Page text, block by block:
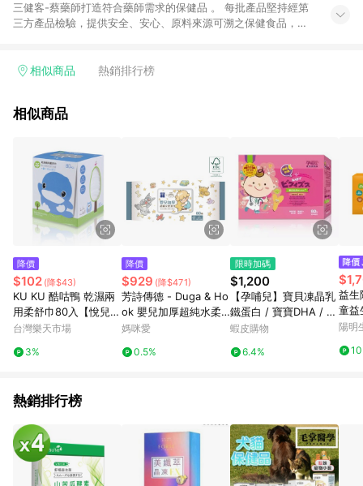
三健客-蔡藥師打造符合藥師需求的保健品 。 每批產品堅持經第
三方產品檢驗，提供安全、安心、原料來源可溯之保健食品，致
相似商品 熱銷排行榜
相似商品
降價
$102 (降$43)
KU KU 酷咕鴨 乾濕兩
用柔舒巾80入【悅兒園
婦幼生活館】
台灣樂天市場
3%
降價
$929 (降$471)
芳詩傳德 - Duga & Ho
ok 嬰兒加厚超純水柔
濕巾80抽-80抽×24包
M×20CM
媽咪愛
0.5%
限時加碼
$1,200
【孕哺兒】寶貝凍晶乳
鐵蛋白 / 寶寶DHA / 樂
高成長鈣粉 / 小晶亮葉
益生菌
蝦皮購物
6.4%
益生
童益
生素
陽明
熱銷排行榜